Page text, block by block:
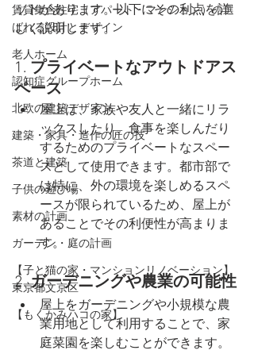
賃貸集合住宅（アパート・マンション）の選
ばれる設計とデザイン
老人ホーム
認知症グループホーム
北欧の建築デザイン
建築・家具・造作の匠の技
茶道と建築
子供の遊び場
素材の計画
ガーデン・庭の計画
【子と猫の家・マンションリノベーション】
東京都文京区
【もくかみハコの家】
ットがあります。以下にその利点を詳
しく説明します。
1. プライベートなアウトドアス
ペース
屋上は、家族や友人と一緒にリラ
ックスしたり、食事を楽しんだり
するためのプライベートなスペー
スとして使用できます。都市部で
は特に、外の環境を楽しめるスペ
ースが限られているため、屋上が
あることでその利便性が高まりま
す。
2. ガーデニングや農業の可能性
屋上をガーデニングや小規模な農
業用地として利用することで、家
庭菜園を楽しむことができます。